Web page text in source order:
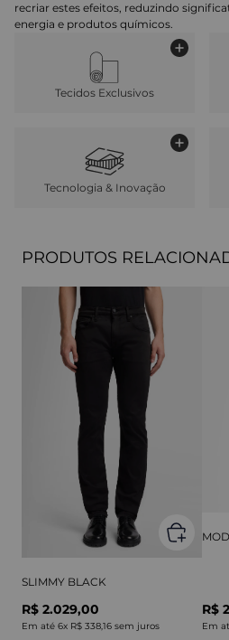
recriar estes efeitos, reduzindo
energia e produtos químicos.
Tecidos Exclusivos
Tecnologia & Inovação
PRODUTOS
SLIMMY BLACK
R$ 2.029,00
Em até 6x R$ 338,16 sem juros
R$
Em